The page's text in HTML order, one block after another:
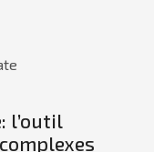
l’outil